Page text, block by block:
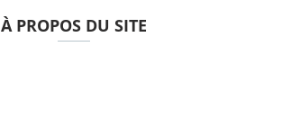
À PROPOS DU SITE